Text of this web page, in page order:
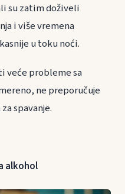
su zatim doživeli
i više vremena
u toku noći.
veće probleme sa
ne preporučuje
spavanje.
alkohol